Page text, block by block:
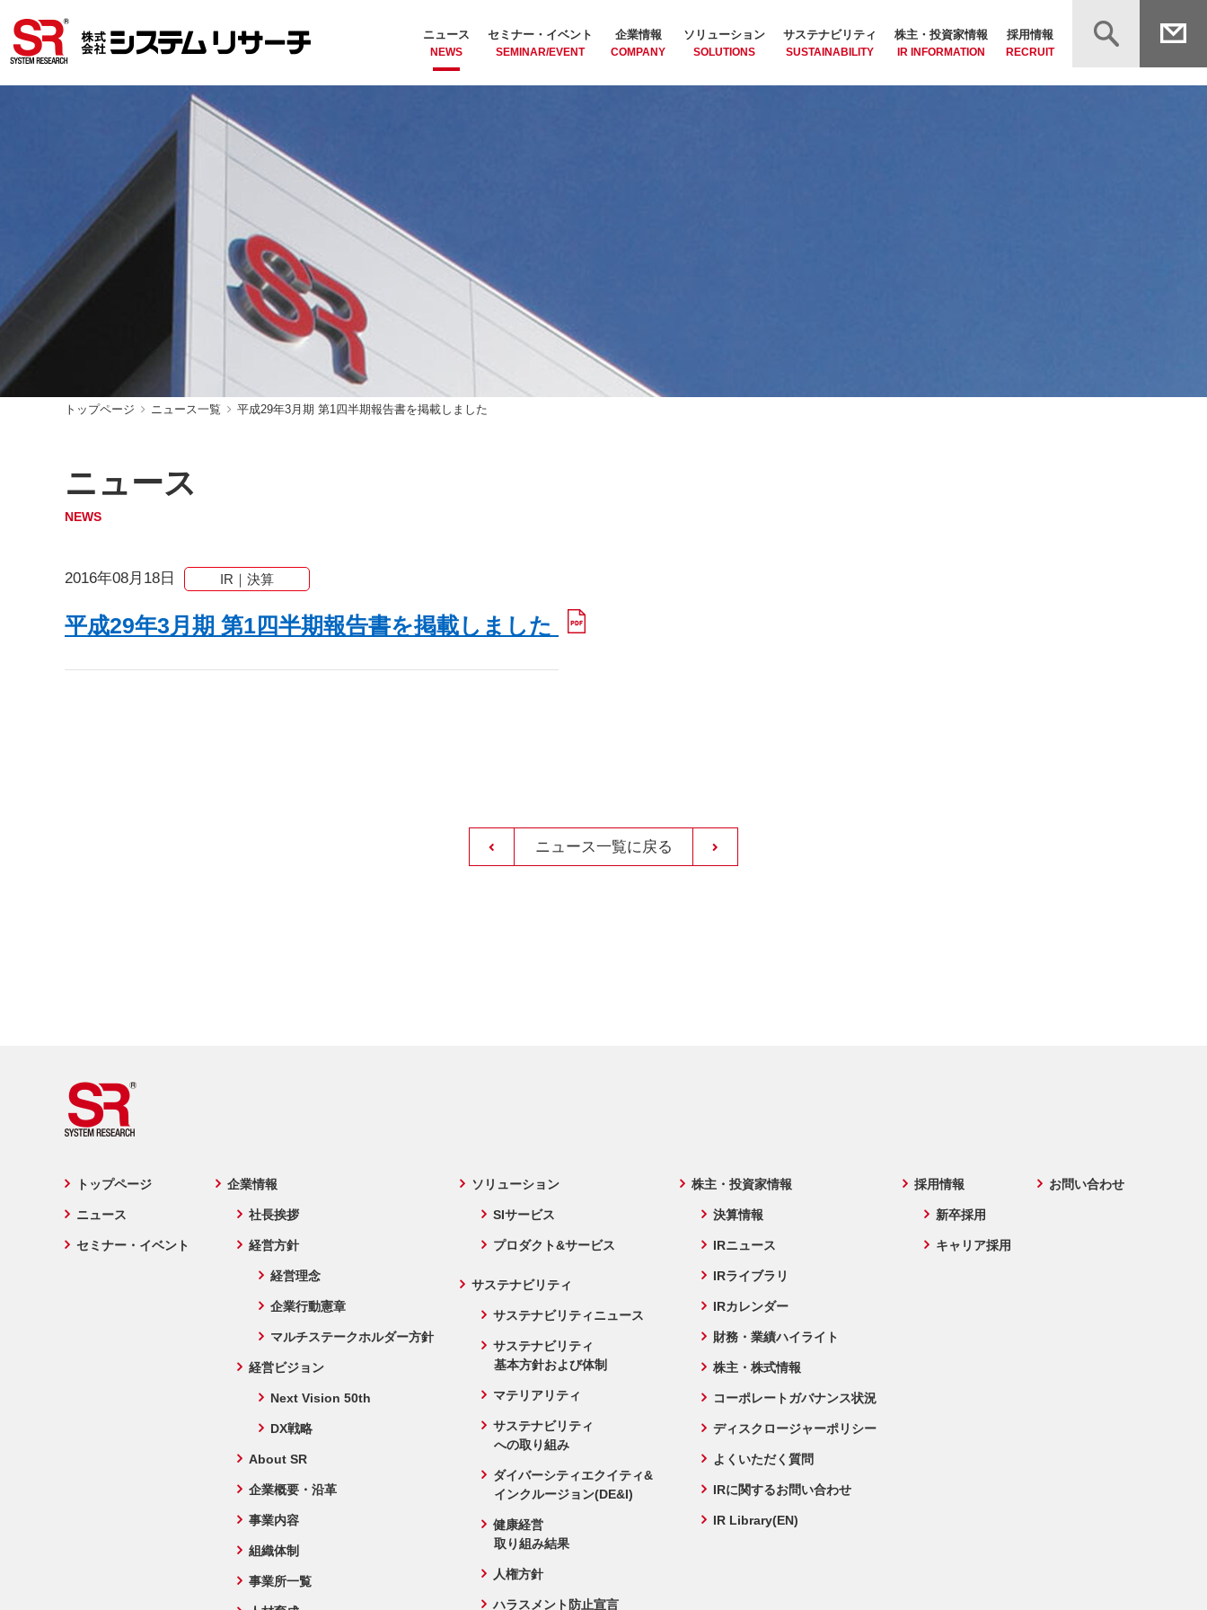
ニュース
NEWS
セミナー・イベント
SEMINAR/EVENT
企業情報
COMPANY
ソリューション
SOLUTIONS
サステナビリティ
SUSTAINABILITY
株主・投資家情報
IR INFORMATION
採用情報
RECRUIT
トップページ ニュース一覧 平成29年3月期 第1四半期報告書を掲載しました
ニュース
NEWS
2016年08月18日 IR｜決算
平成29年3月期 第1四半期報告書を掲載しました
ニュース一覧に戻る
トップページ
ニュース
セミナー・イベント
企業情報
社長挨拶
経営方針
経営理念
企業行動憲章
マルチステークホルダー方針
経営ビジョン
Next Vision 50th
DX戦略
About SR
企業概要・沿革
事業内容
組織体制
事業所一覧
ソリューション
SIサービス
プロダクト&サービス
サステナビリティ
サステナビリティニュース
サステナビリティ
基本方針および体制
マテリアリティ
サステナビリティ
への取り組み
ダイバーシティエクイティ&
インクルージョン(DE&I)
健康経営
取り組み結果
人権方針
ハラスメント防止宣言
株主・投資家情報
決算情報
IRニュース
IRライブラリ
IRカレンダー
財務・業績ハイライト
株主・株式情報
コーポレートガバナンス状況
ディスクロージャーポリシー
よくいただく質問
IRに関するお問い合わせ
IR Library(EN)
採用情報
新卒採用
キャリア採用
お問い合わせ